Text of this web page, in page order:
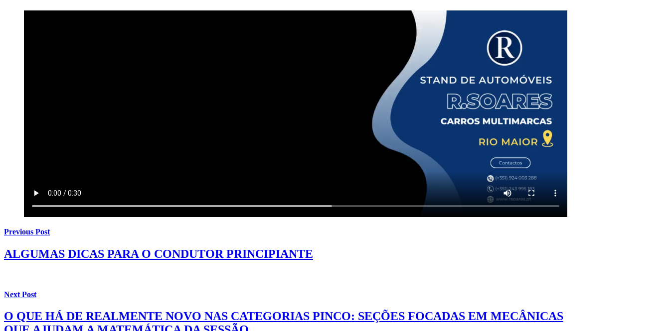
Previous Post
ALGUMAS DICAS PARA O CONDUTOR PRINCIPIANTE
Next Post
O QUE HÁ DE REALMENTE NOVO NAS CATEGORIAS PINCO: SEÇÕES FOCADAS EM MECÂNICAS